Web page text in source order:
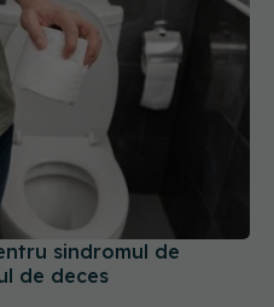
sindromul de
de deces